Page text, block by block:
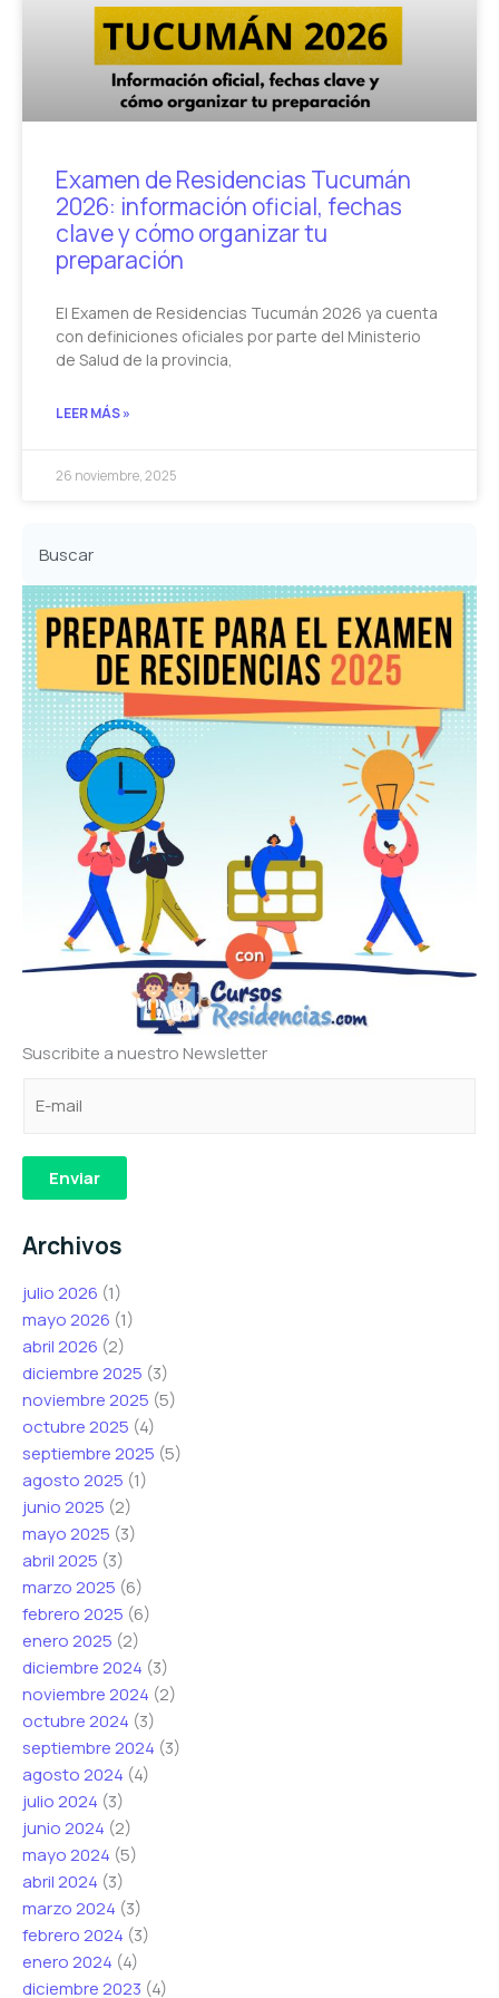
Examen de Residencias Tucumán
2026: información oficial, fechas
clave y cómo organizar tu
preparación
El Examen de Residencias Tucumán 2026 ya cuenta
con definiciones oficiales por parte del Ministerio
de Salud de la provincia,
LEER MÁS »
26 noviembre, 2025
Suscribite a nuestro Newsletter
t
ó
i
c
o
*
*
t
ó
i
c
o
C
o
r
r
e
o
e
e
e
c
t
r
ó
n
i
c
o
*
Enviar
Archivos
julio 2026 (1)
mayo 2026 (1)
abril 2026 (2)
diciembre 2025 (3)
noviembre 2025 (5)
octubre 2025 (4)
septiembre 2025 (5)
agosto 2025 (1)
junio 2025 (2)
mayo 2025 (3)
abril 2025 (3)
marzo 2025 (6)
febrero 2025 (6)
enero 2025 (2)
diciembre 2024 (3)
noviembre 2024 (2)
octubre 2024 (3)
septiembre 2024 (3)
agosto 2024 (4)
julio 2024 (3)
junio 2024 (2)
mayo 2024 (5)
abril 2024 (3)
marzo 2024 (3)
febrero 2024 (3)
enero 2024 (4)
diciembre 2023 (4)